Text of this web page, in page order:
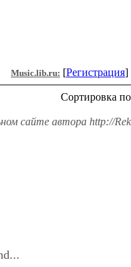
Music.lib.ru: [Регистрация]
Сортировка
сайте автора http://